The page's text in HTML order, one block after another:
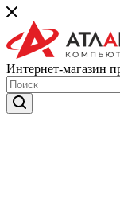
Интернет-магазин